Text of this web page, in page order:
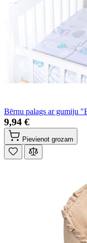
Bērnu palags ar gumiju
9,94 €
Pievienot grozam